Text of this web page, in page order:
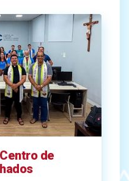
de